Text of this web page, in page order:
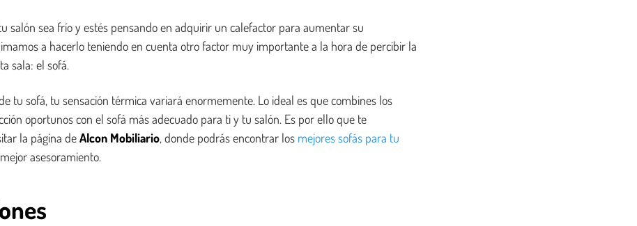
salón sea frío y estés pensando en adquirir un calefactor para aumentar su
a hacerlo teniendo en cuenta otro factor muy importante a la hora de percibir la
sala: el sofá.
tu sofá, tu sensación térmica variará enormemente. Lo ideal es que combines los
oportunos con el sofá más adecuado para ti y tu salón. Es por ello que te
la página deAlcon Mobiliario, donde podrás encontrar los mejores sofás para tu
asesoramiento.